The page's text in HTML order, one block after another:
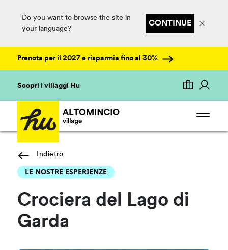
Do you want to browse the site in
your language?
CONTINUE
Prenota per il 2027 e risparmia fino al 30%
Scopri i villaggi Hu
Indietro
LE NOSTRE ESPERIENZE
Crociera del Lago di
Garda